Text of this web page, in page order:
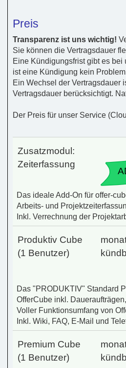
Preis
Transparenz ist uns wichtig!
Sie können die Vertragsdauer
Eine Kündigungsfrist gibt es bei
ist eine Kündigung kein
Ein Wechsel der Vertragsdauer
Vertragsdauer berücksichtigt.
Der Preis für unser Service
Zusatzmodul:
Zeiterfassung
Das ideale Add-On für offer-
Arbeits- und
Inkl. Verrechnung der
Produktiv Cube
(1 Benutzer)
Das "PRODUKTIV" Standard
OfferCube inkl.
Voller Funktionsumfang von
Inkl. Wiki, FAQ, E-Mail und
Premium Cube
(1 Benutzer)